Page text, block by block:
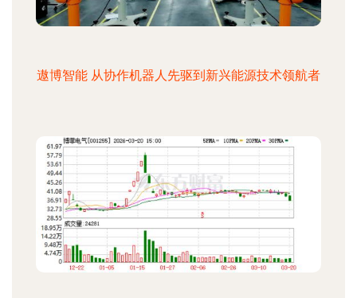
遨博智能 从协作机器人先驱到新兴能源技术领航者